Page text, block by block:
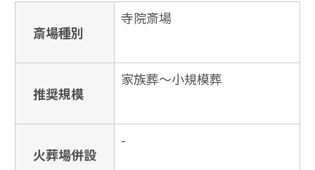
斎場種別
寺院斎場
推奨規模
家族葬〜小規模葬
火葬場併設
-